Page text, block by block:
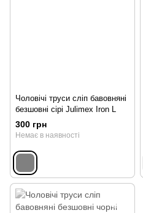
Чоловічі труси сліп бавовняні
безшовні сірі Julimex Iron L
300 грн
Немає в наявності